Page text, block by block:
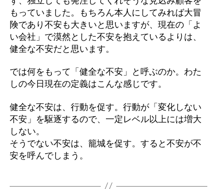
もっていました。もちろん本人にしてみれば大冒
険であり不安も大きいと思いますが、現在の「よ
い会社」で漠然とした不安を抱えているよりは、
健全な不安だと思います。
では何をもって「健全な不安」と呼ぶのか。わた
しの今日現在の定義はこんな感じです。
健全な不安は、行動を促す。行動が「変化しない
不安」を駆逐するので、一定レベル以上には増大
しない。
そうでない不安は、籠城を促す。すると不安が不
安を呼んでしまう。